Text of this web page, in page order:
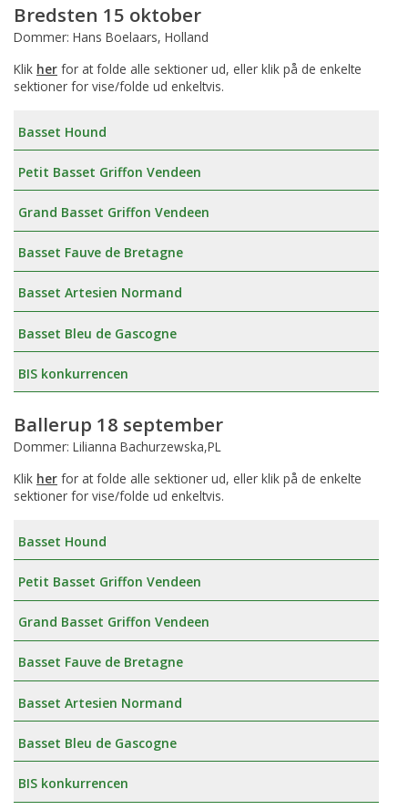
Bredsten 15 oktober
Dommer: Hans Boelaars, Holland
Klik her for at folde alle sektioner ud, eller klik på de enkelte
sektioner for vise/folde ud enkeltvis.
Basset Hound
Petit Basset Griffon Vendeen
Grand Basset Griffon Vendeen
Basset Fauve de Bretagne
Basset Artesien Normand
Basset Bleu de Gascogne
BIS konkurrencen
Ballerup 18 september
Dommer: Lilianna Bachurzewska,PL
Klik her for at folde alle sektioner ud, eller klik på de enkelte
sektioner for vise/folde ud enkeltvis.
Basset Hound
Petit Basset Griffon Vendeen
Grand Basset Griffon Vendeen
Basset Fauve de Bretagne
Basset Artesien Normand
Basset Bleu de Gascogne
BIS konkurrencen